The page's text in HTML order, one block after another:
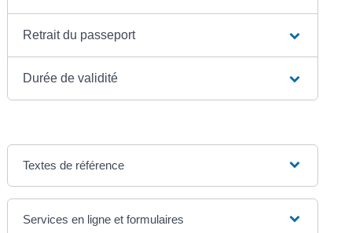
Retrait du passeport
Durée de validité
Textes de référence
Services en ligne et formulaires